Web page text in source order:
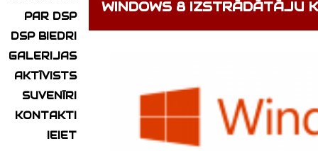
PAR DSP
DSP BIEDRI
GALERIJAS
AKTĪVISTS
SUVENĪRI
KONTAKTI
IEIET
WINDOWS 8 IZSTRĀDĀTĀJU